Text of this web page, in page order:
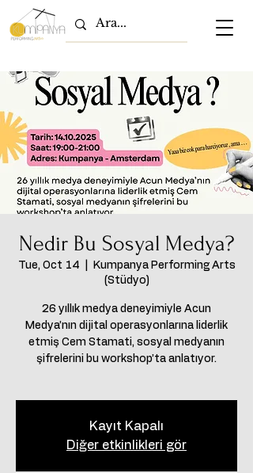
Nedir Bu Sosyal Medya?
Tue, Oct 14
Kumpanya Performing Arts
(Stüdyo)
26 yıllık medya deneyimiyle Acun
Medya’nın dijital operasyonlarına liderlik
etmiş Cem Stamati, sosyal medyanın
şifrelerini bu workshop’ta anlatıyor.
Kayıt Kapalı
Diğer etkinlikleri gör